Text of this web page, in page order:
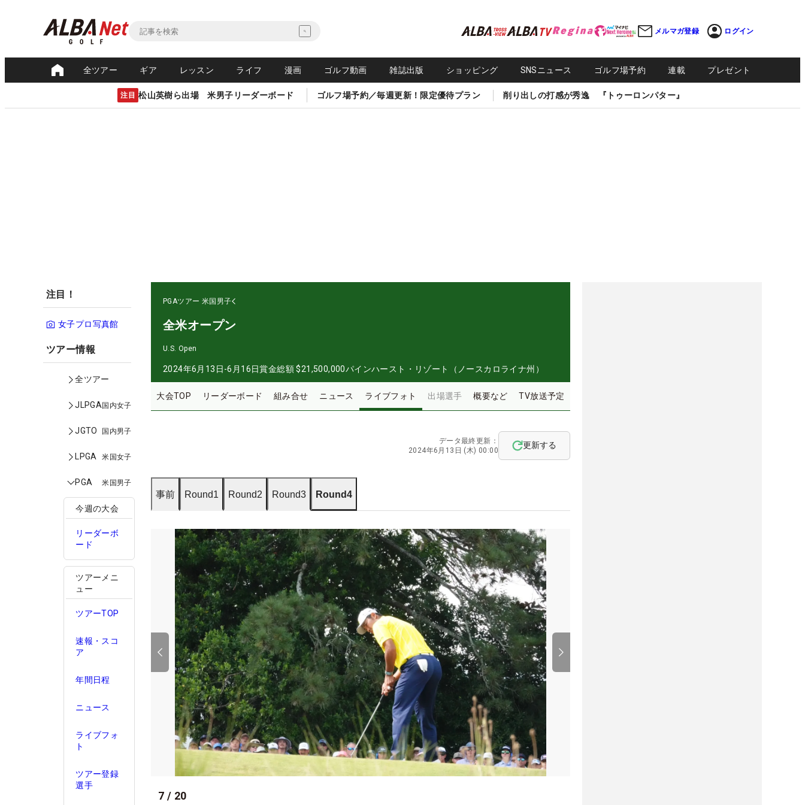
メルマガ登録 ログイン
全ツアー ギア レッスン ライフ 漫画 ゴルフ動画 雑誌出版 ショッピング SNSニュース ゴルフ場予約 連載 プレゼント
注目 松山英樹ら出場 米男子リーダーボード ゴルフ場予約／毎週更新！限定優待プラン 削り出しの打感が秀逸 『トゥーロンパター』
注目！
女子プロ写真館
ツアー情報
全ツアー
JLPGA国内女子
JGTO 国内男子
LPGA 米国女子
PGA 米国男子
今週の大会
リーダーボ
ード
ツアーメニ
ュー
ツアーTOP
速報・スコ
ア
年間日程
ニュース
ライブフォ
ト
ツアー登録
選手
PGAツアー 米国男子
全米オープン
U.S. Open
2024年6月13日-6月16日賞金総額 $21,500,000パインハースト・リゾート（ノースカロライナ州）
大会TOP リーダーボード 組み合せ ニュース ライブフォト 出場選手 概要など TV放送予定
データ最終更新：
2024年6月13日 (木) 00:00
更新する
事前 Round1 Round2 Round3 Round4
7 / 20